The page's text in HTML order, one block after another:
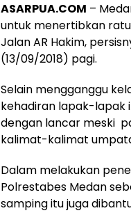
ASARPUA.COM –
untuk menertibkan
Jalan AR Hakim,
(13/09/2018) pagi.
Selain mengganggu
kehadiran lapak-lapak
dengan lancar meski
kalimat-kalimat
Dalam melakukan
Polrestabes Medan
samping itu juga